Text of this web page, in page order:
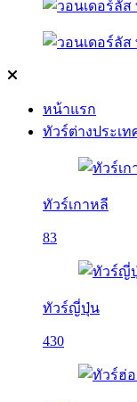
หน้าแรก
ทัวร์ต่างประเท
ทัวร์เกาหลี
83
ทัวร์ญี่ปุ่น
430